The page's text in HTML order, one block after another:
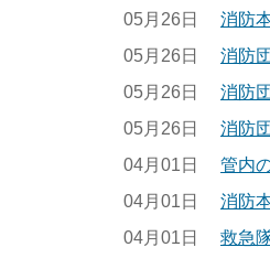
05月26日
消防
05月26日
消防
05月26日
消防
05月26日
消防
04月01日
管内
04月01日
消防
04月01日
救急